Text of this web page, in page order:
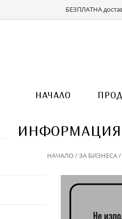
БЕЗПЛАТНА
НАЧАЛО
ИНФОРМАЦИЯ
НАЧАЛО/ЗА БИЗНЕСА/